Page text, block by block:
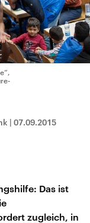
| 07.09.2015
Das ist
zugleich, in